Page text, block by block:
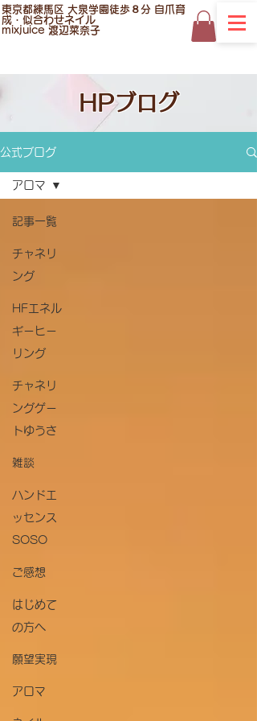
東京都練馬区 大泉学園徒歩８分 自爪育
成・似合わせネイル
mixjuice 渡辺菜奈子
HPブログ
公式ブログ
記事一覧
チャネリ
ング
HFエネル
ギーヒー
リング
チャネリ
ングゲー
トゆうさ
雑談
ハンドエ
ッセンス
SOSO
ご感想
はじめて
の方へ
願望実現
アロマ
アロマ